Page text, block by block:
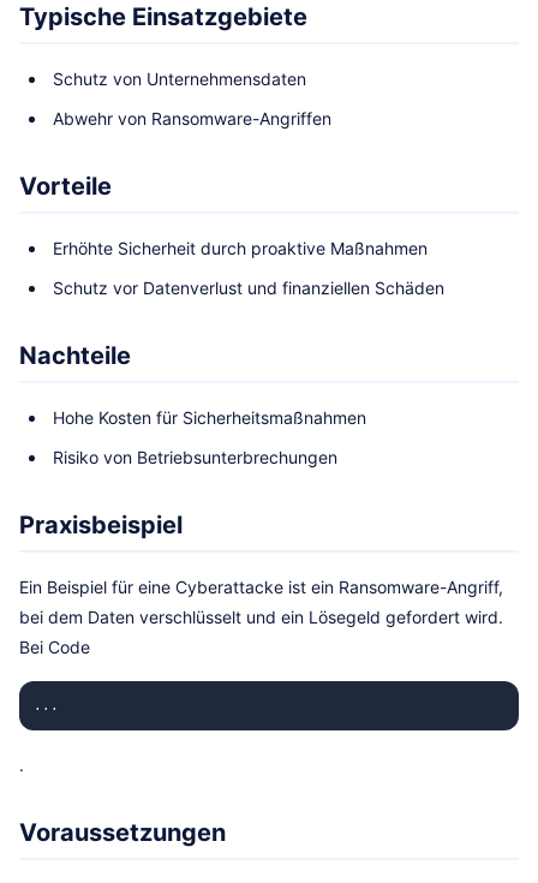
Typische Einsatzgebiete
Schutz von Unternehmensdaten
Abwehr von Ransomware-Angriffen
Vorteile
Erhöhte Sicherheit durch proaktive Maßnahmen
Schutz vor Datenverlust und finanziellen Schäden
Nachteile
Hohe Kosten für Sicherheitsmaßnahmen
Risiko von Betriebsunterbrechungen
Praxisbeispiel
Ein Beispiel für eine Cyberattacke ist ein Ransomware-Angriff,
bei dem Daten verschlüsselt und ein Lösegeld gefordert wird.
Bei Code
...
.
Voraussetzungen